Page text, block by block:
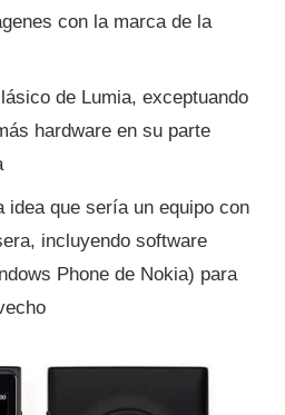
con la marca de la
de Lumia, exceptuando
hardware en su parte
idea que serí­a un equipo con
incluyendo software
Phone de Nokia) para